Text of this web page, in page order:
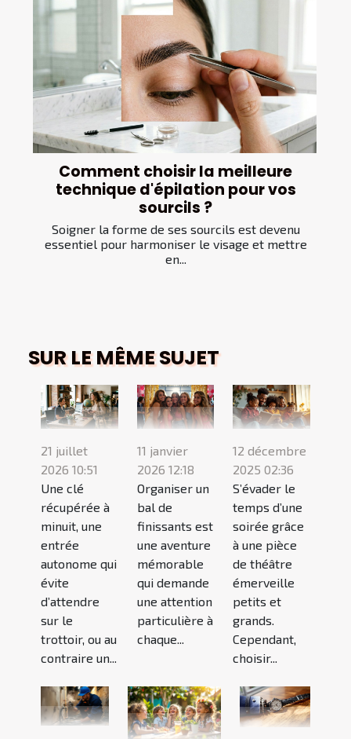
Comment choisir la meilleure
technique d'épilation pour vos
sourcils ?
Soigner la forme de ses sourcils est devenu
essentiel pour harmoniser le visage et mettre
en...
SUR LE MÊME SUJET
21 juillet
2026 10:51
Une clé
récupérée à
minuit, une
entrée
autonome qui
évite
d’attendre
sur le
trottoir, ou au
contraire un...
11 janvier
2026 12:18
Organiser un
bal de
finissants est
une aventure
mémorable
qui demande
une attention
particulière à
chaque...
12 décembre
2025 02:36
S’évader le
temps d’une
soirée grâce
à une pièce
de théâtre
émerveille
petits et
grands.
Cependant,
choisir...